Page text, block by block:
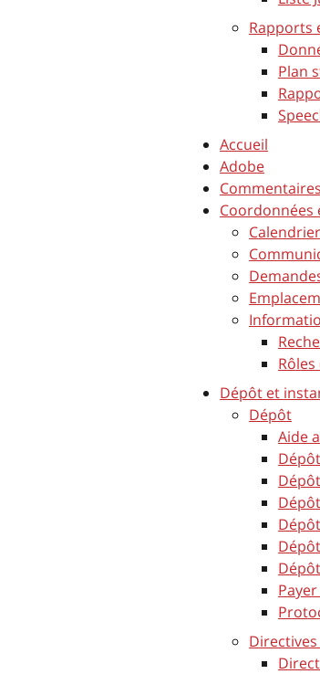
Rapports
Plan
Accueil
Adobe
Commentaires
Coordonnées
Dépôt et
Dépôt
Aide